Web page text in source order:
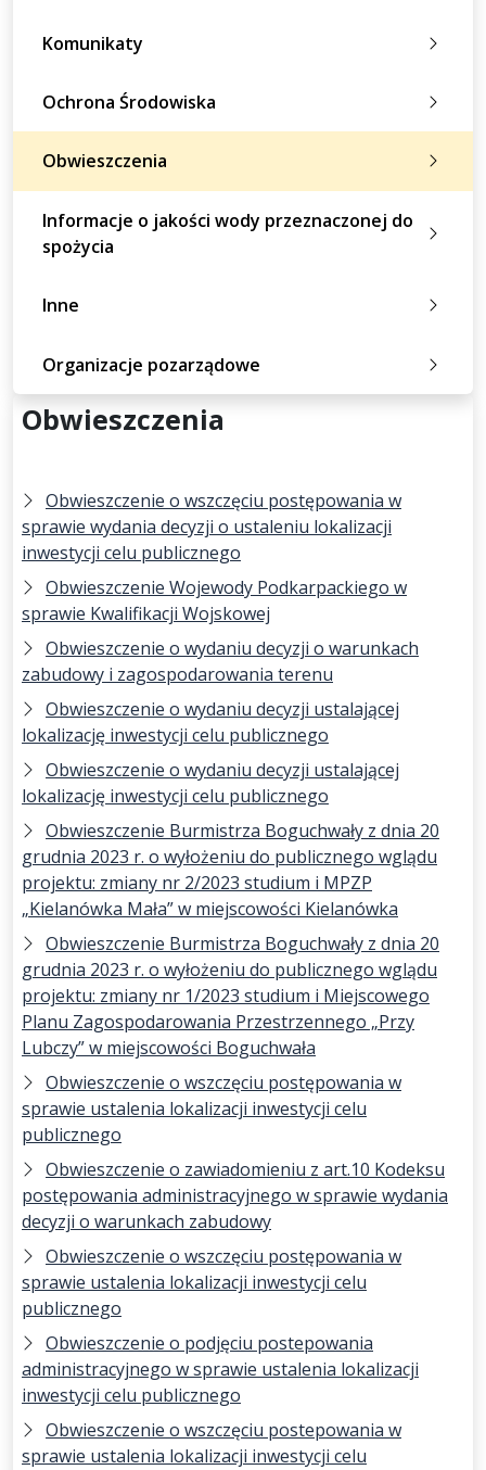
Komunikaty
Ochrona Środowiska
Obwieszczenia
Informacje o jakości wody przeznaczonej do
spożycia
Inne
Organizacje pozarządowe
Obwieszczenia
Obwieszczenie o wszczęciu postępowania w
sprawie wydania decyzji o ustaleniu lokalizacji
inwestycji celu publicznego
Obwieszczenie Wojewody Podkarpackiego w
sprawie Kwalifikacji Wojskowej
Obwieszczenie o wydaniu decyzji o warunkach
zabudowy i zagospodarowania terenu
Obwieszczenie o wydaniu decyzji ustalającej
lokalizację inwestycji celu publicznego
Obwieszczenie o wydaniu decyzji ustalającej
lokalizację inwestycji celu publicznego
Obwieszczenie Burmistrza Boguchwały z dnia 20
grudnia 2023 r. o wyłożeniu do publicznego wglądu
projektu: zmiany nr 2/2023 studium i MPZP
„Kielanówka Mała” w miejscowości Kielanówka
Obwieszczenie Burmistrza Boguchwały z dnia 20
grudnia 2023 r. o wyłożeniu do publicznego wglądu
projektu: zmiany nr 1/2023 studium i Miejscowego
Planu Zagospodarowania Przestrzennego „Przy
Lubczy” w miejscowości Boguchwała
Obwieszczenie o wszczęciu postępowania w
sprawie ustalenia lokalizacji inwestycji celu
publicznego
Obwieszczenie o zawiadomieniu z art.10 Kodeksu
postępowania administracyjnego w sprawie wydania
decyzji o warunkach zabudowy
Obwieszczenie o wszczęciu postępowania w
sprawie ustalenia lokalizacji inwestycji celu
publicznego
Obwieszczenie o podjęciu postepowania
administracyjnego w sprawie ustalenia lokalizacji
inwestycji celu publicznego
Obwieszczenie o wszczęciu postepowania w
sprawie ustalenia lokalizacji inwestycji celu